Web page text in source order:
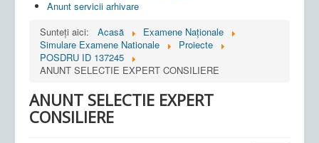
Anunt servicii arhivare
Sunteți aici:
Acasă
Examene Naționale
Simulare Examene Nationale
Proiecte
POSDRU ID 137245
ANUNT SELECTIE EXPERT CONSILIERE
ANUNT SELECTIE EXPERT
CONSILIERE